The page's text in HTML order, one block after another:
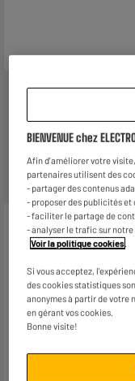
Reprise de
Nous
En savoir +
Caractéristiques
Caractéristiques
complémentaires
Nom du fabricant,
sociale ou marque
BIENVENUE chez
Afin d'améliorer votre
partenaires utilisent des
- partager des contenus
- proposer des publicités
- faciliter le partage de
- analyser le trafic sur notre
Voir la politique cookies.
Si vous acceptez,
des cookies statistiques
anonymes à partir de votre
en gérant vos cookies.
Bonne visite!